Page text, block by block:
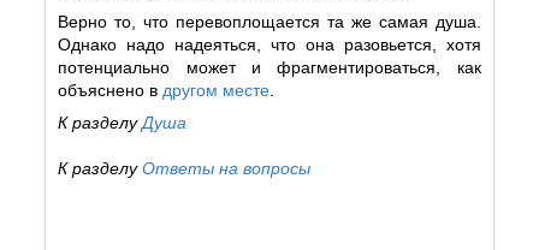
Верно то, что перевоплощается та же самая душа.
Однако надо надеяться, что она разовьется, хотя
потенциально может и фрагментироваться, как
объяснено в другом месте
К разделуДуша
К разделуОтветы на вопросы